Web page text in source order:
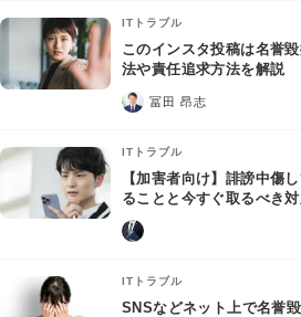
ITトラブル
このインスタ投稿は名誉
法や責任追求方法を解説
冨田 昂志
ITトラブル
【加害者向け】誹謗中傷
ることと今すぐ取るべき
ITトラブル
SNSなどネット上で名誉